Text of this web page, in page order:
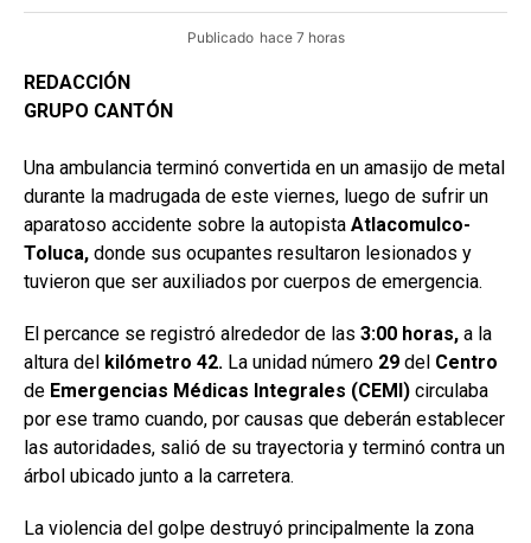
Publicado hace 7 horas
REDACCIÓN
GRUPO CANTÓN
Una ambulancia terminó convertida en un amasijo de metal
durante la madrugada de este viernes, luego de sufrir un
aparatoso accidente sobre la autopista Atlacomulco-
Toluca, donde sus ocupantes resultaron lesionados y
tuvieron que ser auxiliados por cuerpos de emergencia.
El percance se registró alrededor de las 3:00 horas, a la
altura del kilómetro 42. La unidad número 29 del Centro
de Emergencias Médicas Integrales (CEMI) circulaba
por ese tramo cuando, por causas que deberán establecer
las autoridades, salió de su trayectoria y terminó contra un
árbol ubicado junto a la carretera.
La violencia del golpe destruyó principalmente la zona